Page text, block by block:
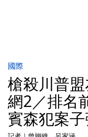
國際
槍殺川普
網2／排名
賓森犯案子